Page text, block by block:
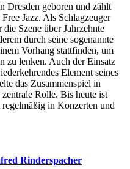
Dresden geboren und zählt
Jazz. Als Schlagzeuger
Szene über Jahrzehnte
durch seine sogenannte
Vorhang stattfinden, um
zu lenken. Auch der Einsatz
Element seines
das Zusammenspiel in
Rolle. Bis heute ist
in Konzerten und
Rinderspacher